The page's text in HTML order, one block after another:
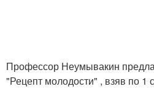
Профессор Неумывакин
"Рецепт молодости" , взяв по 1